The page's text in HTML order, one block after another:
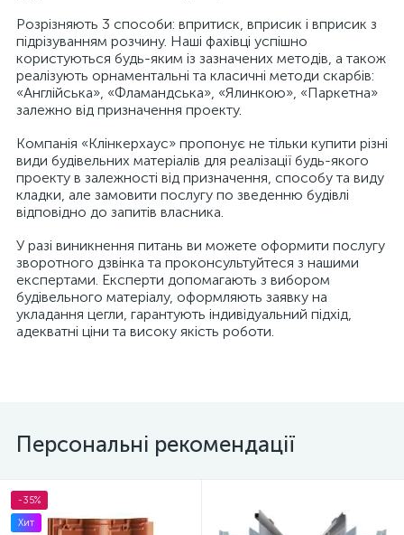
Розрізняють 3 способи: впритиск, вприсик і вприсик з
підрізуванням розчину. Наші фахівці успішно
користуються будь-яким із зазначених методів, а також
реалізують орнаментальні та класичні методи скарбів:
«Англійська», «Фламандська», «Ялинкою», «Паркетна»
залежно від призначення проекту.
Компанія «Клінкерхаус» пропонує не тільки купити різні
види будівельних матеріалів для реалізації будь-якого
проекту в залежності від призначення, способу та виду
кладки, але замовити послугу по зведенню будівлі
відповідно до запитів власника.
У разі виникнення питань ви можете оформити послугу
зворотного дзвінка та проконсультуйтеся з нашими
експертами. Експерти допомагають з вибором
будівельного матеріалу, оформляють заявку на
укладання цегли, гарантують індивідуальний підхід,
адекватні ціни та високу якість роботи.
Персональні рекомендації
-35%
Хит